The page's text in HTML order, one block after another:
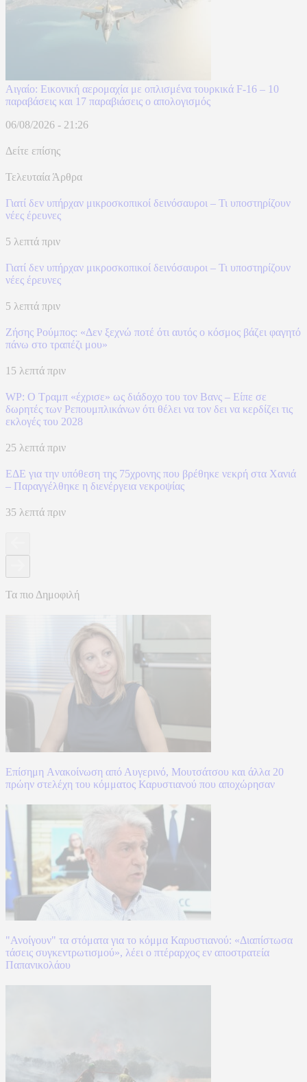
Αιγαίο: Εικονική αερομαχία με οπλισμένα τουρκικά F-16 – 10
παραβάσεις και 17 παραβιάσεις ο απολογισμός
06/08/2026 - 21:26
Δείτε επίσης
Τελευταία Άρθρα
Γιατί δεν υπήρχαν μικροσκοπικοί δεινόσαυροι – Τι υποστηρίζουν
νέες έρευνες
5 λεπτά πριν
Γιατί δεν υπήρχαν μικροσκοπικοί δεινόσαυροι – Τι υποστηρίζουν
νέες έρευνες
5 λεπτά πριν
Ζήσης Ρούμπος: «Δεν ξεχνώ ποτέ ότι αυτός ο κόσμος βάζει φαγητό
πάνω στο τραπέζι μου»
15 λεπτά πριν
WP: Ο Τραμπ «έχρισε» ως διάδοχο του τον Βανς – Είπε σε
δωρητές των Ρεπουμπλικάνων ότι θέλει να τον δει να κερδίζει τις
εκλογές του 2028
25 λεπτά πριν
ΕΔΕ για την υπόθεση της 75χρονης που βρέθηκε νεκρή στα Χανιά
– Παραγγέλθηκε η διενέργεια νεκροψίας
35 λεπτά πριν
Τα πιο Δημοφιλή
Επίσημη Aνακοίνωση από Αυγερινό, Μουτσάτσου και άλλα 20
πρώην στελέχη του κόμματος Καρυστιανού που αποχώρησαν
"Ανοίγουν" τα στόματα για το κόμμα Καρυστιανού: «Διαπίστωσα
τάσεις συγκεντρωτισμού», λέει ο πτέραρχος εν αποστρατεία
Παπανικολάου